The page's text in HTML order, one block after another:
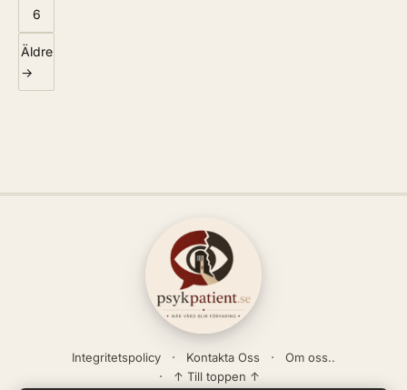
6
Äldre
→
Integritetspolicy Kontakta Oss
Om oss..
↑ Till toppen ↑